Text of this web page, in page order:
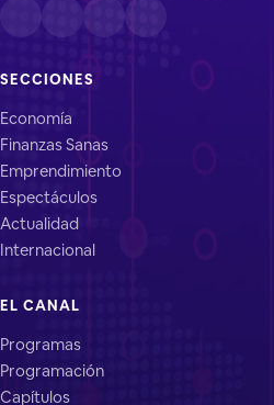
SECCIONES
Economía
Finanzas Sanas
Emprendimiento
Espectáculos
Actualidad
Internacional
EL CANAL
Programas
Programación
Capítulos